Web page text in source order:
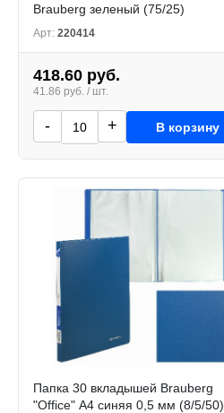
Brauberg зеленый (75/25)
Арт: 220414
418.60 руб.
41.86 руб. / шт.
- + В корзину
Папка 30 вкладышей Brauberg
"Office" А4 синяя 0,5 мм (8/5/50)